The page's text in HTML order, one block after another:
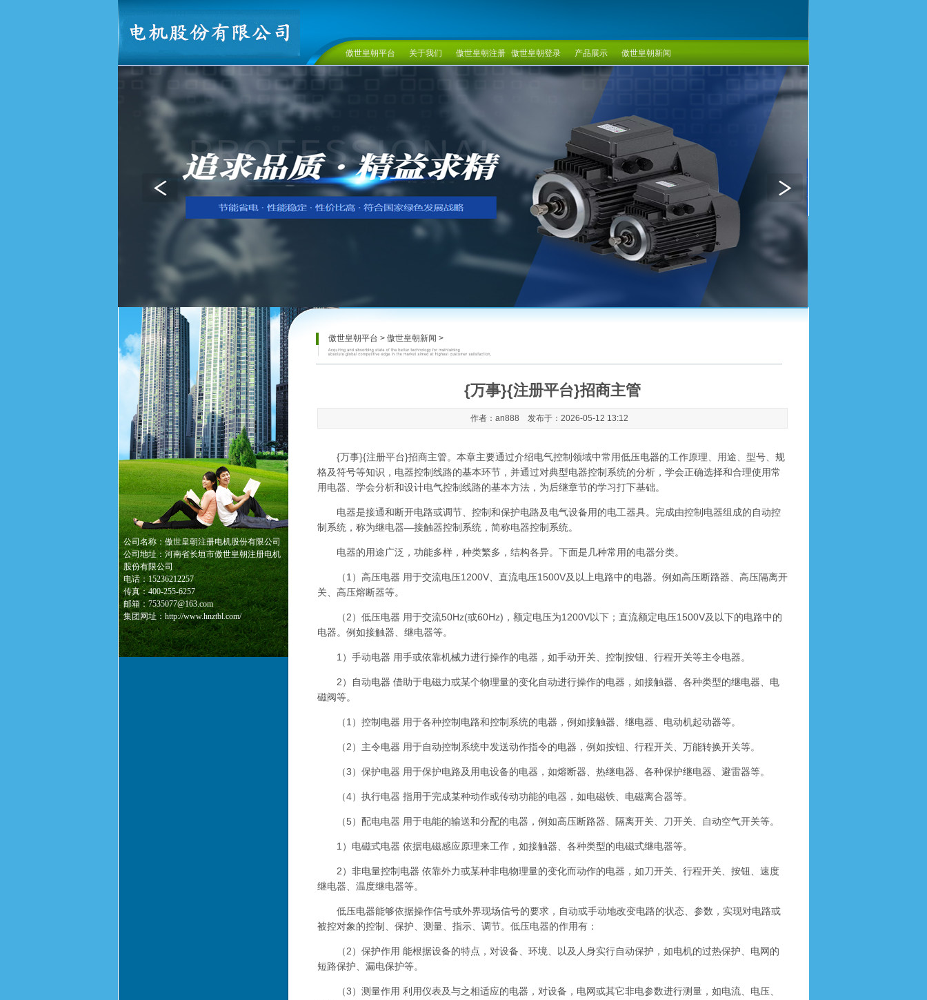
傲世皇朝平台 关于我们 傲世皇朝注册 傲世皇朝登录 产品展示 傲世皇朝新闻
公司名称：傲世皇朝注册电机股份有限公司
公司地址：河南省长垣市傲世皇朝注册电机
股份有限公司
电话：15236212257
传真：400-255-6257
邮箱：7535077@163.com
集团网址：http://www.hnztbl.com/
傲世皇朝平台 > 傲世皇朝新闻 >
{万事}{注册平台}招商主管
作者：an888 发布于：2026-05-12 13:12
{万事}{注册平台}招商主管。本章主要通过介绍电气控制领域中常用低压电器的工作原理、用途、型号、规
格及符号等知识，电器控制线路的基本环节，并通过对典型电器控制系统的分析，学会正确选择和合理使用常
用电器、学会分析和设计电气控制线路的基本方法，为后继章节的学习打下基础。
电器是接通和断开电路或调节、控制和保护电路及电气设备用的电工器具。完成由控制电器组成的自动控
制系统，称为继电器—接触器控制系统，简称电器控制系统。
电器的用途广泛，功能多样，种类繁多，结构各异。下面是几种常用的电器分类。
（1）高压电器 用于交流电压1200V、直流电压1500V及以上电路中的电器。例如高压断路器、高压隔离开
关、高压熔断器等。
（2）低压电器 用于交流50Hz(或60Hz)，额定电压为1200V以下；直流额定电压1500V及以下的电路中的
电器。例如接触器、继电器等。
1）手动电器 用手或依靠机械力进行操作的电器，如手动开关、控制按钮、行程开关等主令电器。
2）自动电器 借助于电磁力或某个物理量的变化自动进行操作的电器，如接触器、各种类型的继电器、电
磁阀等。
（1）控制电器 用于各种控制电路和控制系统的电器，例如接触器、继电器、电动机起动器等。
（2）主令电器 用于自动控制系统中发送动作指令的电器，例如按钮、行程开关、万能转换开关等。
（3）保护电器 用于保护电路及用电设备的电器，如熔断器、热继电器、各种保护继电器、避雷器等。
（4）执行电器 指用于完成某种动作或传动功能的电器，如电磁铁、电磁离合器等。
（5）配电电器 用于电能的输送和分配的电器，例如高压断路器、隔离开关、刀开关、自动空气开关等。
1）电磁式电器 依据电磁感应原理来工作，如接触器、各种类型的电磁式继电器等。
2）非电量控制电器 依靠外力或某种非电物理量的变化而动作的电器，如刀开关、行程开关、按钮、速度
继电器、温度继电器等。
低压电器能够依据操作信号或外界现场信号的要求，自动或手动地改变电路的状态、参数，实现对电路或
被控对象的控制、保护、测量、指示、调节。低压电器的作用有：
（2）保护作用 能根据设备的特点，对设备、环境、以及人身实行自动保护，如电机的过热保护、电网的
短路保护、漏电保护等。
（3）测量作用 利用仪表及与之相适应的电器，对设备，电网或其它非电参数进行测量，如电流、电压、